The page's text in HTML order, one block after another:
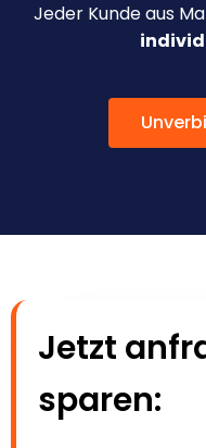
Jeder Kunde aus
Jetzt
sparen: